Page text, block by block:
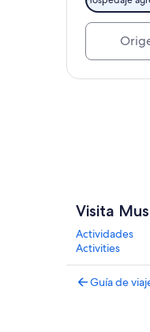
Visita
Actividades
Activities
Guía de